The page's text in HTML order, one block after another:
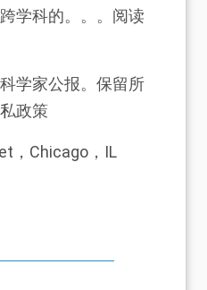
学科的。。。阅读
学家公报。保留所
政策
，Chicago，IL